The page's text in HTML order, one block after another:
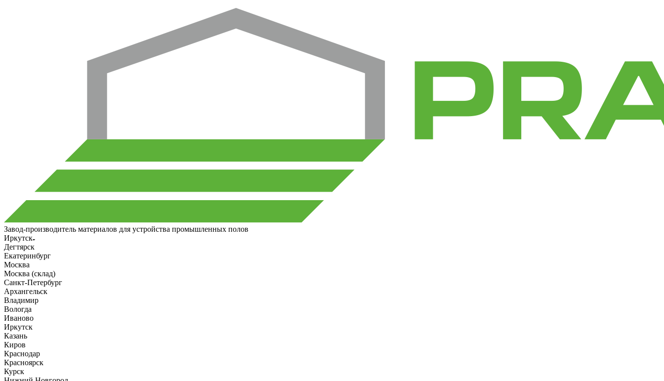
Завод-производитель материалов для устройства промышленных полов
Иркутск
Дегтярск
Екатеринбург
Москва
Москва (склад)
Санкт-Петербург
Архангельск
Владимир
Вологда
Иваново
Иркутск
Казань
Киров
Краснодар
Красноярск
Курск